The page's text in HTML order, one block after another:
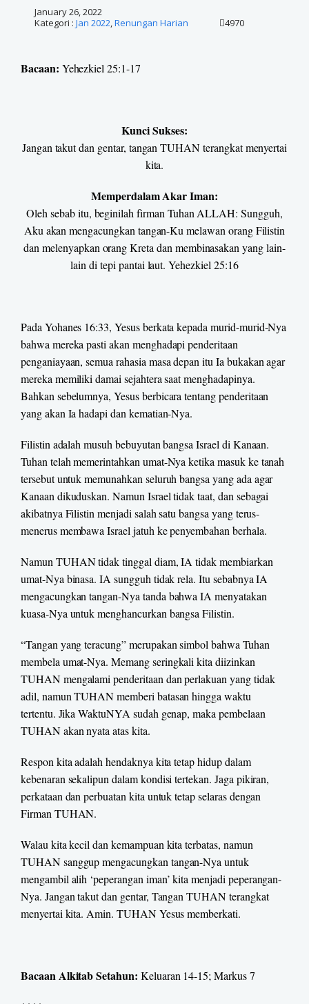
January 26, 2022
Kategori : Jan 2022,Renungan Harian 4970
Bacaan: Yehezkiel 25:1-17
Kunci Sukses:
Jangan takut dan gentar, tangan TUHAN terangkat menyertai
kita.
Memperdalam Akar Iman:
Oleh sebab itu, beginilah firman Tuhan ALLAH: Sungguh,
Aku akan mengacungkan tangan-Ku melawan orang Filistin
dan melenyapkan orang Kreta dan membinasakan yang lain-
lain di tepi pantai laut. Yehezkiel 25:16
Pada Yohanes 16:33, Yesus berkata kepada murid-murid-Nya
bahwa mereka pasti akan menghadapi penderitaan
penganiayaan, semua rahasia masa depan itu Ia bukakan agar
mereka memiliki damai sejahtera saat menghadapinya.
Bahkan sebelumnya, Yesus berbicara tentang penderitaan
yang akan Ia hadapi dan kematian-Nya.
Filistin adalah musuh bebuyutan bangsa Israel di Kanaan.
Tuhan telah memerintahkan umat-Nya ketika masuk ke tanah
tersebut untuk memunahkan seluruh bangsa yang ada agar
Kanaan dikuduskan. Namun Israel tidak taat, dan sebagai
akibatnya Filistin menjadi salah satu bangsa yang terus-
menerus membawa Israel jatuh ke penyembahan berhala.
Namun TUHAN tidak tinggal diam, IA tidak membiarkan
umat-Nya binasa. IA sungguh tidak rela. Itu sebabnya IA
mengacungkan tangan-Nya tanda bahwa IA menyatakan
kuasa-Nya untuk menghancurkan bangsa Filistin.
“Tangan yang teracung” merupakan simbol bahwa Tuhan
membela umat-Nya. Memang seringkali kita diizinkan
TUHAN mengalami penderitaan dan perlakuan yang tidak
adil, namun TUHAN memberi batasan hingga waktu
tertentu. Jika WaktuNYA sudah genap, maka pembelaan
TUHAN akan nyata atas kita.
Respon kita adalah hendaknya kita tetap hidup dalam
kebenaran sekalipun dalam kondisi tertekan. Jaga pikiran,
perkataan dan perbuatan kita untuk tetap selaras dengan
Firman TUHAN.
Walau kita kecil dan kemampuan kita terbatas, namun
TUHAN sanggup mengacungkan tangan-Nya untuk
mengambil alih ‘peperangan iman’ kita menjadi peperangan-
Nya. Jangan takut dan gentar, Tangan TUHAN terangkat
menyertai kita. Amin. TUHAN Yesus memberkati.
Bacaan Alkitab Setahun: Keluaran 14-15; Markus 7